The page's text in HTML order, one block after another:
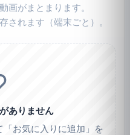
画がまとまります。
されます（端末ごと）。
ありません
お気に入りに追加」を